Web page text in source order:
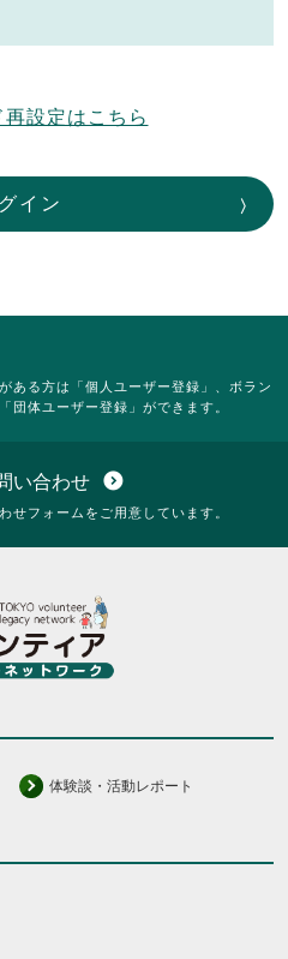
設定はこちら
イン
ある方は「個人ユーザー登録」、ボラン
団体ユーザー登録」ができます。
い合わせ expand_circle_down
せフォームをご用意しています。
体験談・活動レポート